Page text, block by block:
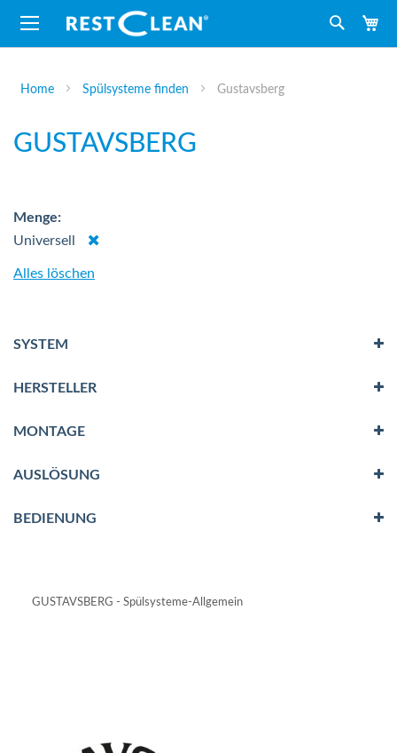
Suche
Home Spülsysteme finden Gustavsberg
GUSTAVSBERG
GUSTAVSBERG - Spülsysteme-Allgemein
Menge
Universell
Dies
Alles löschen
SYSTEM
HERSTELLER
MONTAGE
AUSLÖSUNG
BEDIENUNG